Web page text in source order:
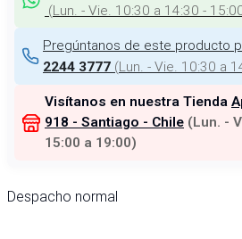
(Lun. - Vie. 10:30 a 14:30 -
Pregúntanos de este producto
2244 3777 (Lun. - Vie. 10:30 a
Visítanos en nuestra Tienda
918 - Santiago - Chile (Lun. -
15:00 a 19:00)
Despacho normal